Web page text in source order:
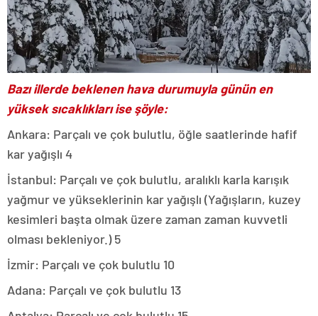
Bazı illerde beklenen hava durumuyla günün en
yüksek sıcaklıkları ise şöyle:
Ankara: Parçalı ve çok bulutlu, öğle saatlerinde hafif
kar yağışlı 4
İstanbul: Parçalı ve çok bulutlu, aralıklı karla karışık
yağmur ve yükseklerinin kar yağışlı (Yağışların, kuzey
kesimleri başta olmak üzere zaman zaman kuvvetli
olması bekleniyor.) 5
İzmir: Parçalı ve çok bulutlu 10
Adana: Parçalı ve çok bulutlu 13